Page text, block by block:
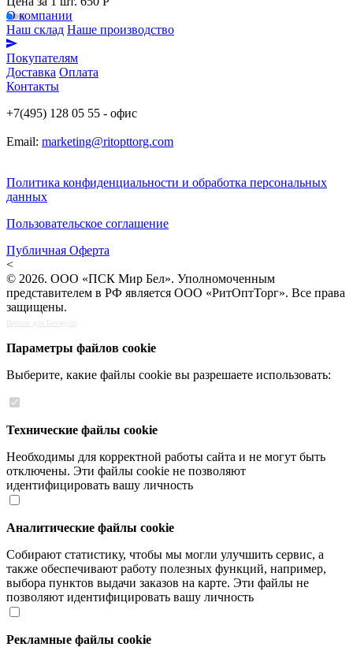
О компании
Наш склад Наше производство
Покупателям
Доставка Оплата
Контакты
+7(495) 128 05 55 - офис
Email: marketing@ritopttorg.com
Политика конфиденциальности и обработка персональных
данных
Пользовательское соглашение
Публичная Оферта
<
© 2026. ООО «ПСК Мир Бел». Уполномоченным
представителем в РФ является ООО «РитОптТорг». Все права
защищены.
Версия для Беларуси
Параметры файлов cookie
Выберите, какие файлы cookie вы разрешаете использовать:
Технические файлы cookie
Необходимы для корректной работы сайта и не могут быть
отключены. Эти файлы cookie не позволяют
идентифицировать вашу личность
Аналитические файлы cookie
Собирают статистику, чтобы мы могли улучшить сервис, а
также обеспечивают работу полезных функций, например,
выбора пунктов выдачи заказов на карте. Эти файлы не
позволяют идентифицировать вашу личность
Рекламные файлы cookie